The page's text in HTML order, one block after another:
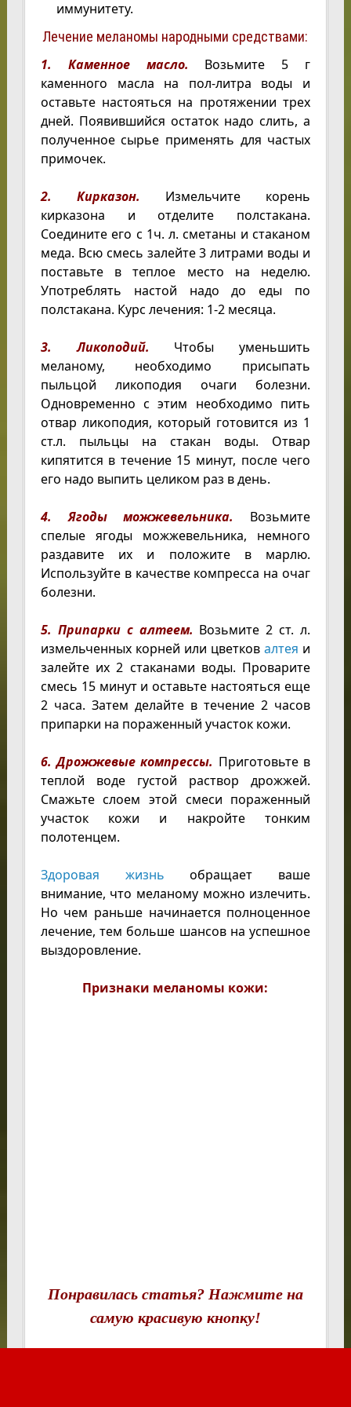
иммунитету.
Лечение меланомы народными средствами:
1. Каменное масло. Возьмите 5 г
каменного масла на пол-литра воды и
оставьте настояться на протяжении трех
дней. Появившийся остаток надо слить, а
полученное сырье применять для частых
примочек.
2. Кирказон. Измельчите корень
кирказона и отделите полстакана.
Соедините его с 1ч. л. сметаны и стаканом
меда. Всю смесь залейте 3 литрами воды и
поставьте в теплое место на неделю.
Употреблять настой надо до еды по
полстакана. Курс лечения: 1-2 месяца.
3. Ликоподий.
Чтобы уменьшить
меланому, необходимо присыпать
пыльцой ликоподия очаги болезни.
Одновременно с этим необходимо пить
отвар ликоподия, который готовится из 1
ст.л. пыльцы на стакан воды. Отвар
кипятится в течение 15 минут, после чего
его надо выпить целиком раз в день.
4. Ягоды можжевельника.
Возьмите
спелые ягоды можжевельника, немного
раздавите их и положите в марлю.
Используйте в качестве компресса на очаг
болезни.
5. Припарки с алтеем. Возьмите 2 ст. л.
измельченных корней или цветковалтея и
залейте их 2 стаканами воды. Проварите
смесь 15 минут и оставьте настояться еще
2 часа. Затем делайте в течение 2 часов
припарки на пораженный участок кожи.
6. Дрожжевые компрессы. Приготовьте в
теплой воде густой раствор дрожжей.
Смажьте слоем этой смеси пораженный
участок кожи и накройте тонким
полотенцем.
Здоровая жизнь обращает ваше
внимание, что меланому можно излечить.
Но чем раньше начинается полноценное
лечение, тем больше шансов на успешное
выздоровление.
Признаки меланомы кожи:
Понравилась статья? Нажмите на
самую красивую кнопку!